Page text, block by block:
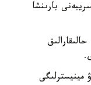
بارىنشا